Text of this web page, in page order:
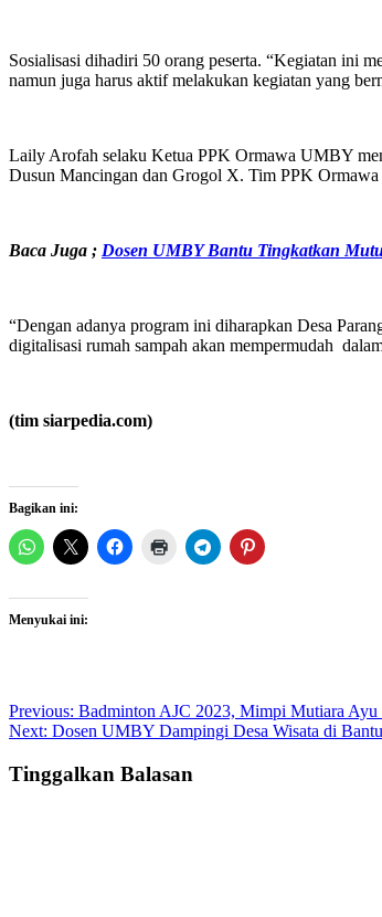
Sosialisasi dihadiri 50 orang peserta. “Kegiatan ini
namun juga harus aktif melakukan kegiatan yang
Laily Arofah selaku Ketua PPK Ormawa UMBY
Dusun Mancingan dan Grogol X. Tim PPK
Baca Juga ; Dosen UMBY Bantu Tingkatkan
“Dengan adanya program ini diharapkan Desa
digitalisasi rumah sampah akan mempermudah
(tim siarpedia.com)
Bagikan ini:
Menyukai ini:
Post
navigation
Previous: Badminton AJC 2023, Mimpi Mutiara Ayu
Next: Dosen UMBY Dampingi Desa Wisata di
Tinggalkan Balasan